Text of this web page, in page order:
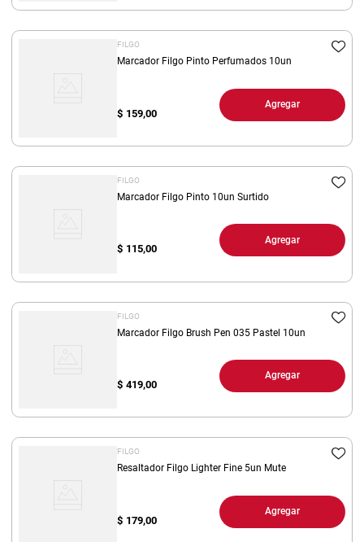
FILGO
Marcador Filgo Pinto Perfumados 10un
$ 159,00
Agregar
FILGO
Marcador Filgo Pinto 10un Surtido
$ 115,00
Agregar
FILGO
Marcador Filgo Brush Pen 035 Pastel 10un
$ 419,00
Agregar
FILGO
Resaltador Filgo Lighter Fine 5un Mute
$ 179,00
Agregar